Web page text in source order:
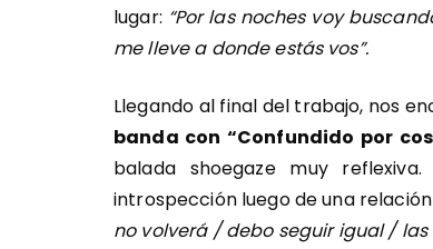
lugar: “Por las noches voy
me lleve a donde estás vos”.
Llegando al final del trabajo, nos
banda con “Confundido por
balada shoegaze muy
introspección luego de una
no volverá / debo seguir igual /